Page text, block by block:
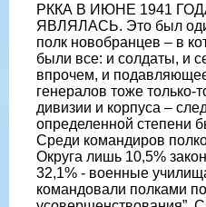
РККА В ИЮНЕ 1941
ЯВЛЯЛАСЬ. Это был
полк новобранцев – в
были все: и солдаты, и
впрочем, и
генералов тоже только-
дивизии и корпуса –
определенной степени
Среди командиров
Округа лишь 10,5%
32,1% - военные
командовали полками